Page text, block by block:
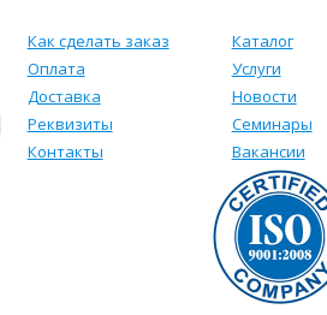
Как сделать заказ
Оплата
Доставка
Реквизиты
Контакты
Каталог
Услуги
Новости
Семинары
Вакансии